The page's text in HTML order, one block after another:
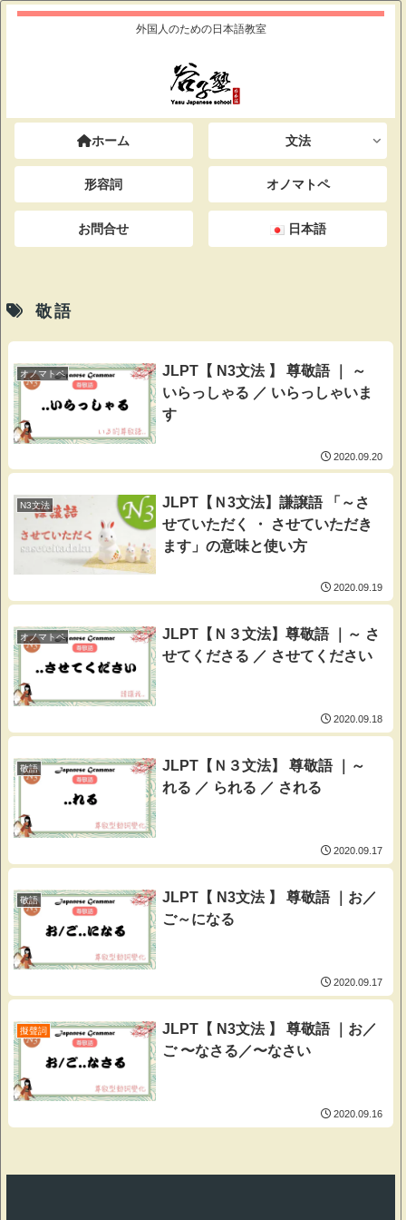
外国人のための日本語教室
ホーム 文法
形容詞 オノマトペ
お問合せ 日本語
敬語
オノマトペ
JLPT【 N3文法 】 尊敬語 ｜ ～
いらっしゃる ／ いらっしゃいま
す
2020.09.20
N3文法
JLPT【Ｎ3文法】謙譲語 「～さ
せていただく ・ させていただき
ます」の意味と使い方
2020.09.19
オノマトペ
JLPT【Ｎ３文法】尊敬語 ｜～ さ
せてくださる ／ させてください
2020.09.18
敬語
JLPT【Ｎ３文法】 尊敬語 ｜～
れる ／ られる ／ される
2020.09.17
敬語
JLPT【 N3文法 】 尊敬語 ｜お／
ご～になる
2020.09.17
擬聲詞
JLPT【 N3文法 】 尊敬語 ｜お／
ご 〜なさる／〜なさい
2020.09.16